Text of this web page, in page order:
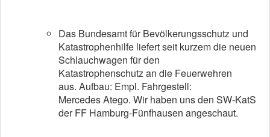
Das Bundesamt für Bevölkerungsschutz und
Katastrophenhilfe liefert seit kurzem die neuen
Schlauchwagen für den
Katastrophenschutz an die Feuerwehren
aus. Aufbau: Empl. Fahrgestell:
Mercedes Atego. Wir haben uns den SW-KatS
der FF Hamburg-Fünfhausen angeschaut.